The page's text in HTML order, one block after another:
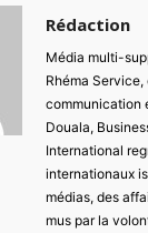
Rédaction
Média multi-
Rhéma
communication
Douala,
International
internationaux
médias, des
mus par la